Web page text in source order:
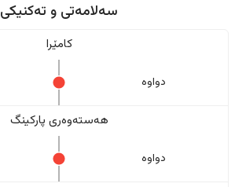
سەلامەتی و تەکنیکی
کامێرا
دواوە
هەستەوەری پارکینگ
دواوە